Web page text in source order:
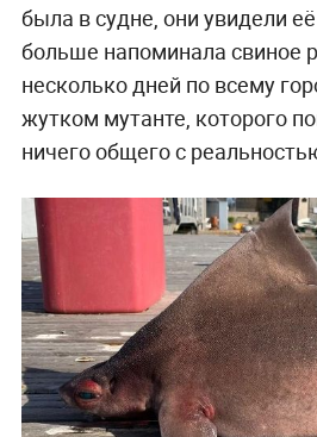
была в судне, они увидели
больше напоминала свиное
несколько дней по всему
жутком мутанте, которого
ничего общего с